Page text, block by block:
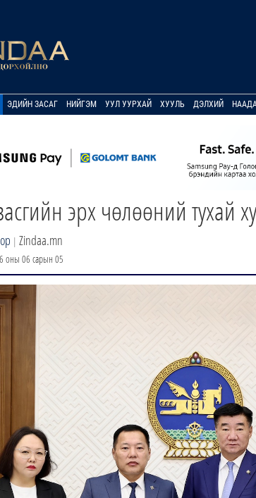
ЭДИЙН ЗАСАГ НИЙГЭМ УУЛ УУРХАЙ ХУУЛЬ ДЭЛХИЙ
эрх чөлөөний тухай
| Zindaa.mn
оны 06 сарын 05